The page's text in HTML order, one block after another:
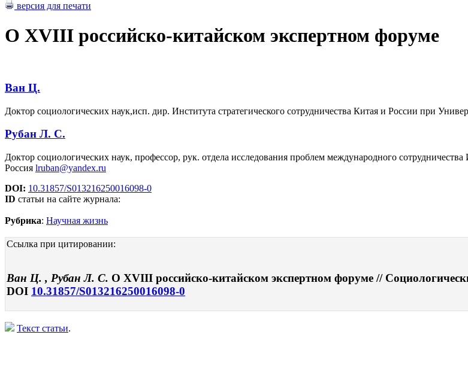
версия для печати
О XVIII российско-китайском экспертном форуме
Ван Ц.
Доктор социологических наук,исп. дир. Института стратегического сотрудничества Китая и России при
Рубан Л. С.
Доктор социологических наук, профессор, рук. отдела исследования проблем международного
Россия lruban@yandex.ru
DOI: 10.31857/S013216250016098-0
ID статьи на сайте журнала:
Рубрика: Научная жизнь
Ссылка при цитировании:
Ван Ц. , Рубан Л. С. О XVIII российско-китайском экспертном форуме //
DOI 10.31857/S013216250016098-0
Текст статьи.